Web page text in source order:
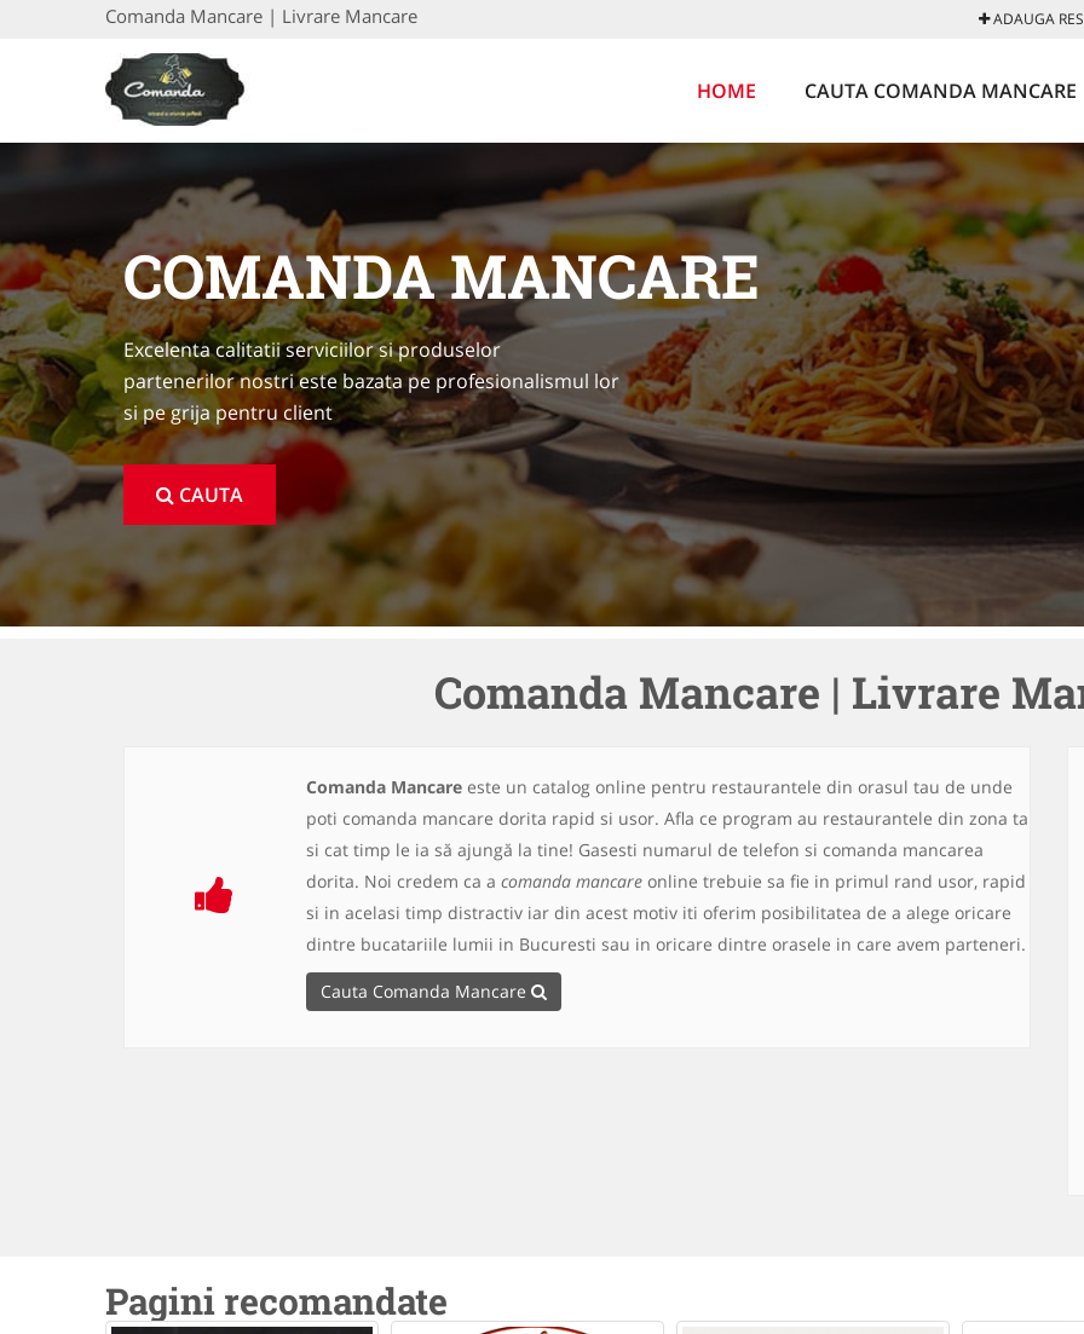
Comanda Mancare | Livrare Mancare ADAUGA
HOME CAUTA COMANDA MANCARE
COMANDA MANCARE
Excelenta calitatii serviciilor si produselor
partenerilor nostri este bazata pe profesionalismul lor
si pe grija pentru client
CAUTA
Comanda Mancare | Livrare
Comanda Mancare este un catalog online pentru restaurantele din orasul tau de unde
poti comanda mancare dorita rapid si usor. Afla ce program au restaurantele din zona ta
si cat timp le ia să ajungă la tine! Gasesti numarul de telefon si comanda mancarea
dorita. Noi credem ca a comanda mancare online trebuie sa fie in primul rand usor, rapid
si in acelasi timp distractiv iar din acest motiv iti oferim posibilitatea de a alege oricare
dintre bucatariile lumii in Bucuresti sau in oricare dintre orasele in care avem parteneri.
Cauta Comanda Mancare
Pagini recomandate